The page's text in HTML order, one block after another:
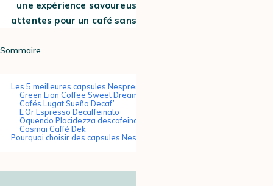
une expérience savoureuse tout en répondant à vos
attentes pour un café sans caféine de grande qualité.
Sommaire
Les 5 meilleures capsules Nespresso® décaféinées
Green Lion Coffee Sweet Dreams
Cafés Lugat Sueño Decaf’
L’Or Espresso Decaffeinato
Oquendo Placidezza descafeinado
Cosmai Caffé Dek
Pourquoi choisir des capsules Nespresso® décaféinées ?